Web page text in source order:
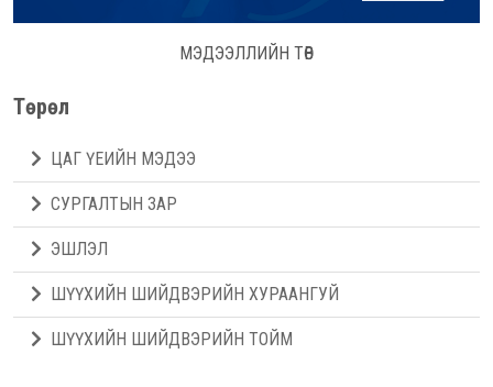
МЭДЭЭЛЛИЙН ТӨВ
Төрөл
ЦАГ ҮЕИЙН МЭДЭЭ
СУРГАЛТЫН ЗАР
ЭШЛЭЛ
ШҮҮХИЙН ШИЙДВЭРИЙН ХУРААНГУЙ
ШҮҮХИЙН ШИЙДВЭРИЙН ТОЙМ